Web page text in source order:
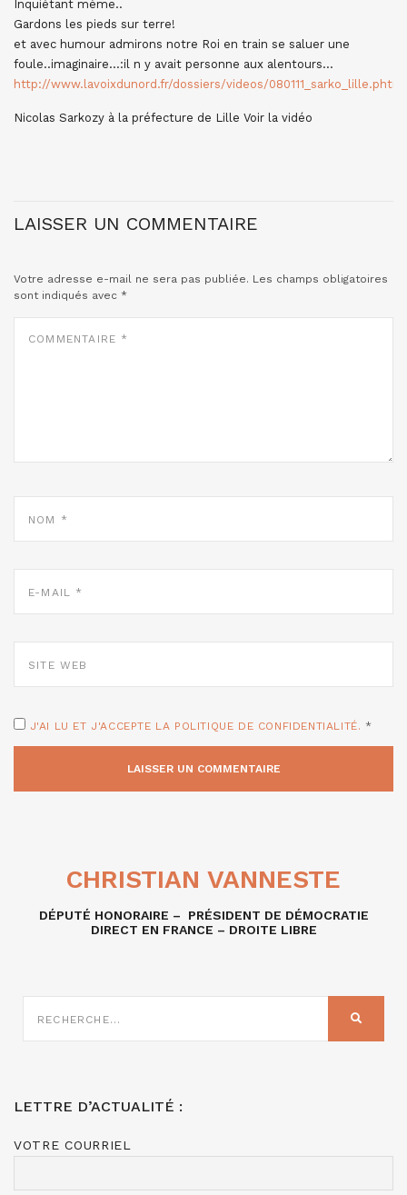
Inquiétant mème..
Gardons les pieds sur terre!
et avec humour admirons notre Roi en train se saluer une
foule..imaginaire…:il n y avait personne aux alentours…
http://www.lavoixdunord.fr/dossiers/videos/080111_sarko_lille.phtml
Nicolas Sarkozy à la préfecture de Lille Voir la vidéo
LAISSER UN COMMENTAIRE
Votre adresse e-mail ne sera pas publiée. Les champs obligatoires
sont indiqués avec *
MAIL
WEB
J'AI LU ET J'ACCEPTE LA POLITIQUE DE CONFIDENTIALITÉ. *
CHRISTIAN VANNESTE
DÉPUTÉ HONORAIRE – PRÉSIDENT DE DÉMOCRATIE
DIRECT EN FRANCE – DROITE LIBRE
SUR
LETTRE D’ACTUALITÉ :
VOTRE COURRIEL